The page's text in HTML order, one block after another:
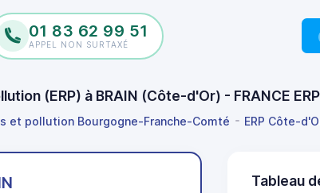
01 83 62 99 51
APPEL NON SURTAXÉ
(ERP) à BRAIN (Côte-d'Or) - FRANCE ERP
et pollution Bourgogne-Franche-Comté ERP Côte-
Tableau